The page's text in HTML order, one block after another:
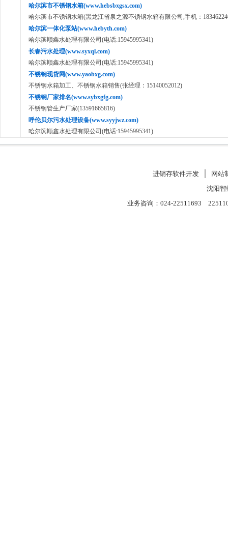
哈尔滨市不锈钢水箱(www.hebsbxgsx.com)
哈尔滨市不锈钢水箱(黑龙江省泉之源不锈钢水箱有限公司,手机：
哈尔滨一体化泵站(www.hebyth.com)
哈尔滨顺鑫水处理有限公司(电话:15945995341)
长春污水处理(www.syxql.com)
哈尔滨顺鑫水处理有限公司(电话:15945995341)
不锈钢现货网(www.yaobxg.com)
不锈钢水箱加工、不锈钢水箱销售(张经理：15140052012)
不锈钢厂家排名(www.sybxgfg.com)
不锈钢管生产厂家(13591665816)
呼伦贝尔污水处理设备(www.syyjwz.com)
哈尔滨顺鑫水处理有限公司(电话:15945995341)
进销存软件开发│
网站
沈阳
业务咨询：024-22511693